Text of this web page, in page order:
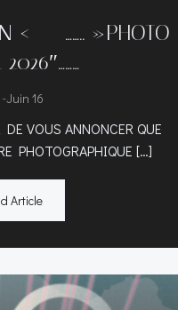
<—– …….. »PHOTO
-Juin 16
VOUS ANNONCER QUE
PHOTOGRAPHIQUE […]
Article